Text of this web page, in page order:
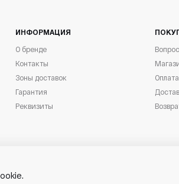
ИНФОРМАЦИЯ
О бренде
Контакты
Зоны доставок
Гарантия
Реквизиты
Оплата
Пользовательское